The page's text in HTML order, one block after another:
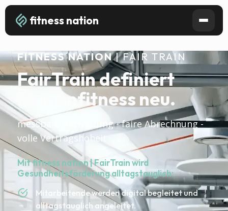
fitness nation
FITNESS NATION| FAIR TRAIN
FairTrain definiert
Firmenfitness neu.
messbare Aktivierung - faire Abrechnung -
volle Vertragshoheit
Mit fitness nation | FairTrain wird
Gesundheitsförderung alltagstauglich:
Mitarbeitende werden digital begleitet und
alltagstauglich angeleitet.